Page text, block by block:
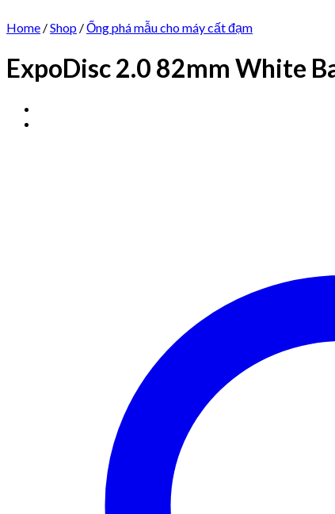
Home /Shop /Ống phá mẫu cho máy cất đạm
ExpoDisc 2.0 82mm White